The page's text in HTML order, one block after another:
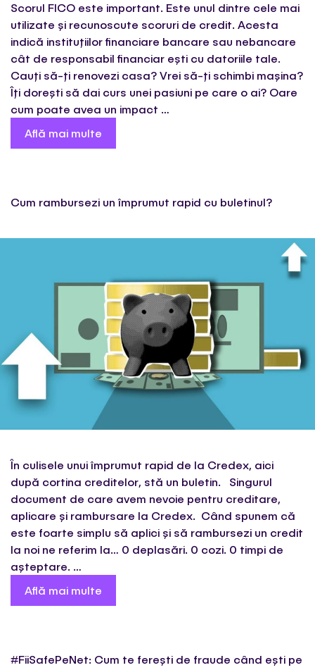
Scorul FICO este important. Este unul dintre cele mai
utilizate și recunoscute scoruri de credit. Acesta
indică instituțiilor financiare bancare sau nebancare
cât de responsabil financiar ești cu datoriile tale.
Cauți să-ți renovezi casa? Vrei să-ți schimbi mașina?
Îți dorești să dai curs unei pasiuni pe care o ai? Oare
cum poate avea un impact …
Află mai multe
Cum rambursezi un împrumut rapid cu buletinul?
În culisele unui împrumut rapid de la Credex, aici
după cortina creditelor, stă un buletin. Singurul
document de care avem nevoie pentru creditare,
aplicare și rambursare la Credex. Când spunem că
este foarte simplu să aplici și să rambursezi un credit
la noi ne referim la… 0 deplasări. 0 cozi. 0 timpi de
așteptare. …
Află mai multe
#FiiSafePeNet: Cum te ferești de fraude când ești pe